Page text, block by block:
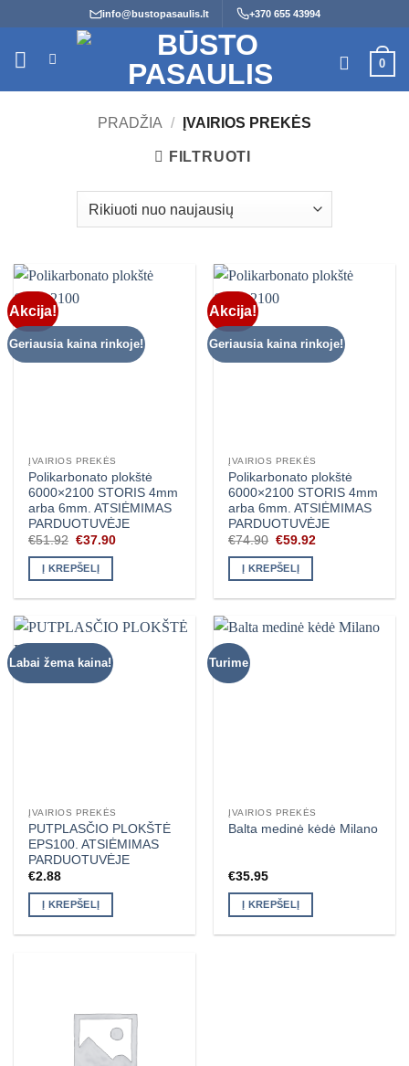
content
info@bustopasaulis.lt +370 655 43994
0
PRADŽIA / ĮVAIRIOS PREKĖS
FILTRUOTI
Akcija!
Geriausia kaina rinkoje!
ĮVAIRIOS PREKĖS
Polikarbonato plokštė
6000×2100 STORIS 4mm
arba 6mm. ATSIĖMIMAS
PARDUOTUVĖJE
€51.92 Original
was:
€51.92.
€37.90Current
Į KREPŠELĮ
Akcija!
Geriausia kaina rinkoje!
ĮVAIRIOS PREKĖS
Polikarbonato plokštė
6000×2100 STORIS 4mm
arba 6mm. ATSIĖMIMAS
PARDUOTUVĖJE
€74.90 Original
was:
€74.90.
€59.92Current
Į KREPŠELĮ
Labai žema kaina!
ĮVAIRIOS PREKĖS
PUTPLASČIO PLOKŠTĖ
EPS100. ATSIĖMIMAS
PARDUOTUVĖJE
€2.88
Į KREPŠELĮ
Turime
ĮVAIRIOS PREKĖS
Balta medinė kėdė Milano
€35.95
Į KREPŠELĮ